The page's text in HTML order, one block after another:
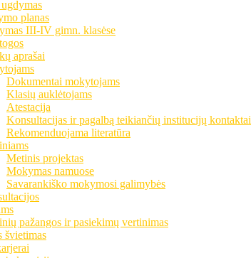
planas
III-IV gimn. klasėse
aprašai
Dokumentai mokytojams
Klasių auklėtojams
Atestacija
Konsultacijas ir pagalbą teikiančių institucijų kontaktai
Rekomenduojama literatūra
Metinis projektas
Mokymas namuose
Savarankiško mokymosi galimybės
pažangos ir pasiekimų vertinimas
švietimas